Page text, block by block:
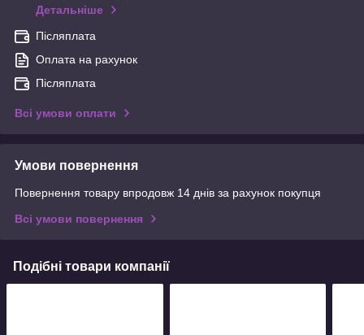
Детальніше
Післяплата
Оплата на рахунок
Післяплата
Всі умови оплати
Умови повернення
Повернення товару впродовж 14 днів за рахунок покупця
Всі умови повернення
Подібні товари компанії